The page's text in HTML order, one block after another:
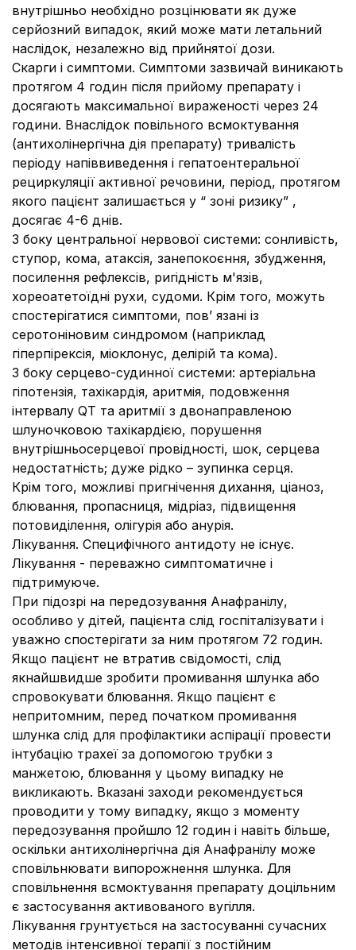
внутрішньо необхідно розцінювати як дуже
серйозний випадок, який може мати летальний
наслідок, незалежно від прийнятої дози.
Скарги і симптоми. Симптоми зазвичай виникають
протягом 4 годин після прийому препарату і
досягають максимальної вираженості через 24
години. Внаслідок повільного всмоктування
(антихолінергічна дія препарату) тривалість
періоду напіввиведення і гепатоентеральної
рециркуляції активної речовини, період, протягом
якого пацієнт залишається у “ зоні ризику” ,
досягає 4-6 днів.
З боку центральної нервової системи: сонливість,
ступор, кома, атаксія, занепокоєння, збудження,
посилення рефлексів, ригідність м'язів,
хореоатетоїдні рухи, судоми. Крім того, можуть
спостерігатися симптоми, пов’ язані із
серотоніновим синдромом (наприклад
гіперпірексія, міоклонус, делірій та кома).
З боку серцево-судинної системи: артеріальна
гіпотензія, тахікардія, аритмія, подовження
інтервалу QT та аритмії з двонаправленою
шлуночковою тахікардією, порушення
внутрішньосерцевої провідності, шок, серцева
недостатність; дуже рідко – зупинка серця.
Крім того, можливі пригнічення дихання, ціаноз,
блювання, пропасниця, мідріаз, підвищення
потовиділення, олігурія або анурія.
Лікування. Специфічного антидоту не існує.
Лікування - переважно симптоматичне і
підтримуюче.
При підозрі на передозування Анафранілу,
особливо у дітей, пацієнта слід госпіталізувати і
уважно спостерігати за ним протягом 72 годин.
Якщо пацієнт не втратив свідомості, слід
якнайшвидше зробити промивання шлунка або
спровокувати блювання. Якщо пацієнт є
непритомним, перед початком промивання
шлунка слід для профілактики аспірації провести
інтубацію трахеї за допомогою трубки з
манжетою, блювання у цьому випадку не
викликають. Вказані заходи рекомендується
проводити у тому випадку, якщо з моменту
передозування пройшло 12 годин і навіть більше,
оскільки антихолінергічна дія Анафранілу може
сповільнювати випорожнення шлунка. Для
сповільнення всмоктування препарату доцільним
є застосування активованого вугілля.
Лікування грунтується на застосуванні сучасних
методів інтенсивної терапії з постійним